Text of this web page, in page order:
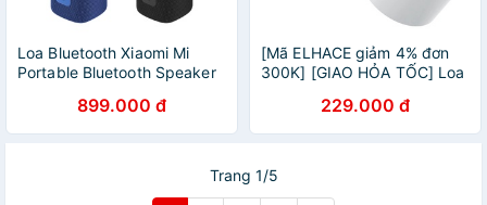
Loa Bluetooth Xiaomi Mi
Portable Bluetooth Speaker
MDZ-36-DB - Hàng chính
hãng
899.000 đ
[Mã ELHACE giảm 4% đơn
300K] [GIAO HỎA TỐC] Loa
Speaker 2 QBH414EU|BH 1
tháng
229.000 đ
Trang 1/5